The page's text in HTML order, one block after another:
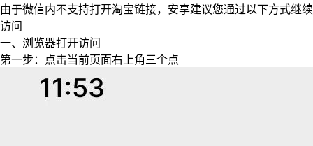
由于微信内不支持打开淘宝链接，安享建议您通过以下方式继续
访问
一、浏览器打开访问
第一步：点击当前页面右上角三个点